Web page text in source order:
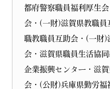
都府警察職員福利厚生
会・(一財)滋賀県教職
職教職員互助会・(一財)
会・滋賀県職員生活協
企業振興センター・滋
会・(公財)兵庫県勤労福